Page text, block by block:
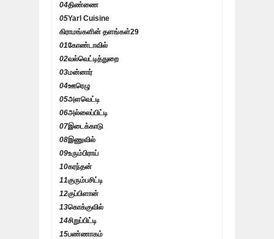
04திண்ணை
05Yarl Cuisine
கிராமங்களின் தளங்கள்29
01கோண்டாவில்
02வல்வெட்டித்துறை
03மன்னார்
04ஊரெழு
05அளவெட்டி
06அல்லைப்பிட்டி
07இடைக்காடு
08இணுவில்
09உரும்பிராய்
10கரந்தன்
11குரும்பசிட்டி
12குப்பிளான்
13கொக்குவில்
14சிறுப்பிட்டி
15பண்ணாகம்